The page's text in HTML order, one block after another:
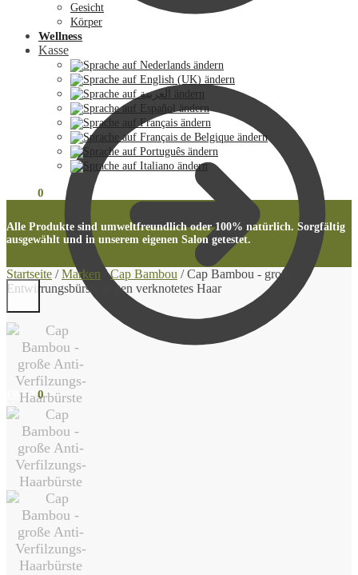
Kasse
0.00 0
Gesicht
Körper
Wellness
0
Alle Produkte sind umweltfreundlich oder 100% natürlich. Sorgfältig
ausgewählt und in unserem eigenen Salon getestet.
Startseite /Marken /Cap Bambou /Cap Bambou - große
Entwirrungsbürste gegen verknotetes Haar